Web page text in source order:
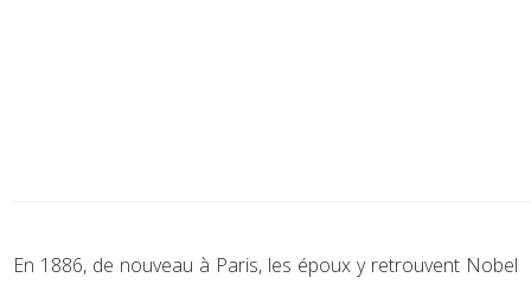
En 1886, de nouveau à Paris, les époux y retrouvent Nobel